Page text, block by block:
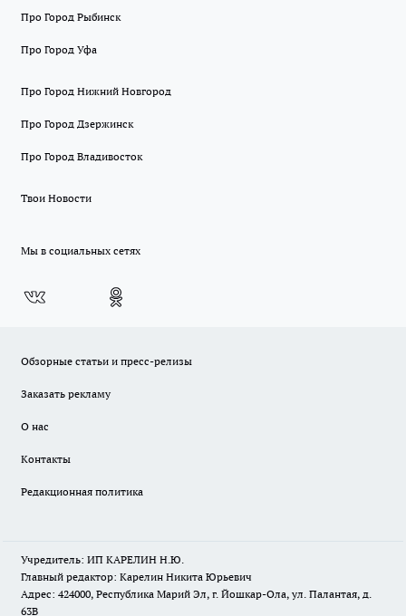
Про Город Рыбинск
Про Город Уфа
Про Город Нижний Новгород
Про Город Дзержинск
Про Город Владивосток
Твои Новости
Мы в социальных сетях
Обзорные статьи и пресс-релизы
Заказать рекламу
О нас
Контакты
Редакционная политика
Учредитель: ИП КАРЕЛИН Н.Ю.
Главный редактор: Карелин Никита Юрьевич
Адрес: 424000, Республика Марий Эл, г. Йошкар-Ола, ул. Палантая, д.
63В